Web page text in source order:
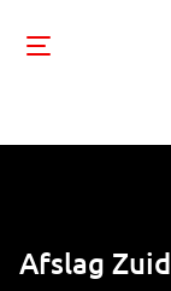
Afslag Zuid